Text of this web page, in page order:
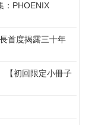
：PHOENIX
首度揭露三十年
【初回限定小冊子